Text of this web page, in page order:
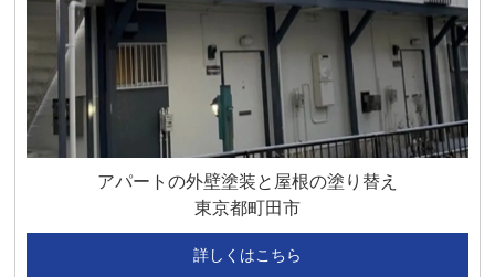
アパートの外壁塗装と屋根の塗り替え
東京都町田市
詳しくはこちら